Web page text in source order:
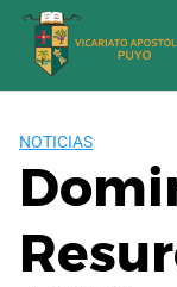
Saltar
contenido
NOTICIAS